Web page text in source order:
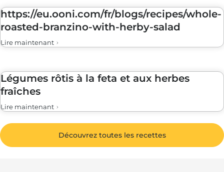
https://eu.ooni.com/fr/blogs/recipes/whole-
roasted-branzino-with-herby-salad
Lire maintenant
Légumes rôtis à la feta et aux herbes
fraîches
Lire maintenant
Découvrez toutes les recettes